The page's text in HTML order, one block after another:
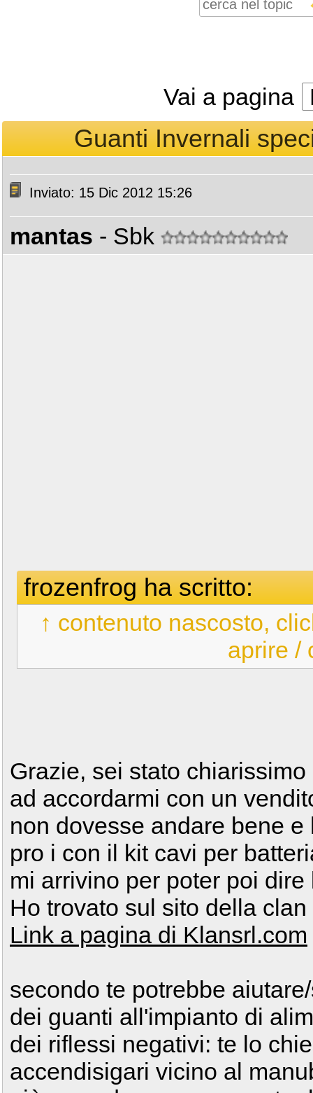
Vai a pagina
Guanti Invernali
Inviato: 15 Dic 2012 15:26
mantas - Sbk
frozenfrog ha scritto:
↑ contenuto nascosto,
aprire /
Grazie, sei stato
ad accordarmi con un
non dovesse andare bene
pro i con il kit cavi per
mi arrivino per poter poi
Ho trovato sul sito della
Link a pagina di Klansrl.com
secondo te potrebbe
dei guanti all'impianto di
dei riflessi negativi: te lo
accendisigari vicino al